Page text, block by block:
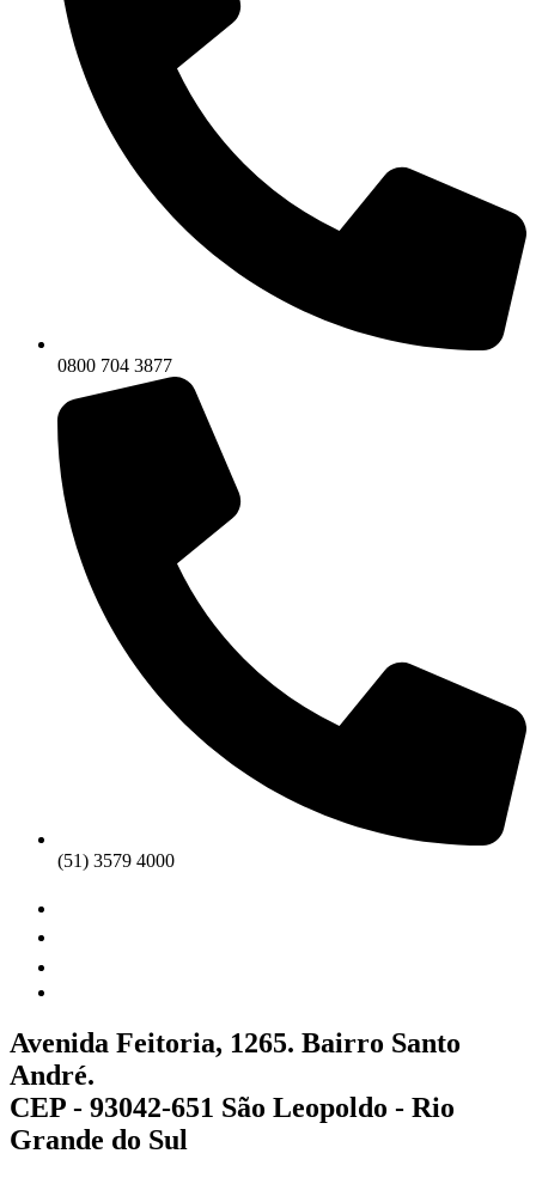
0800 704 3877
(51) 3579 4000
Avenida Feitoria, 1265. Bairro Santo
André.
CEP - 93042-651 São Leopoldo - Rio
Grande do Sul